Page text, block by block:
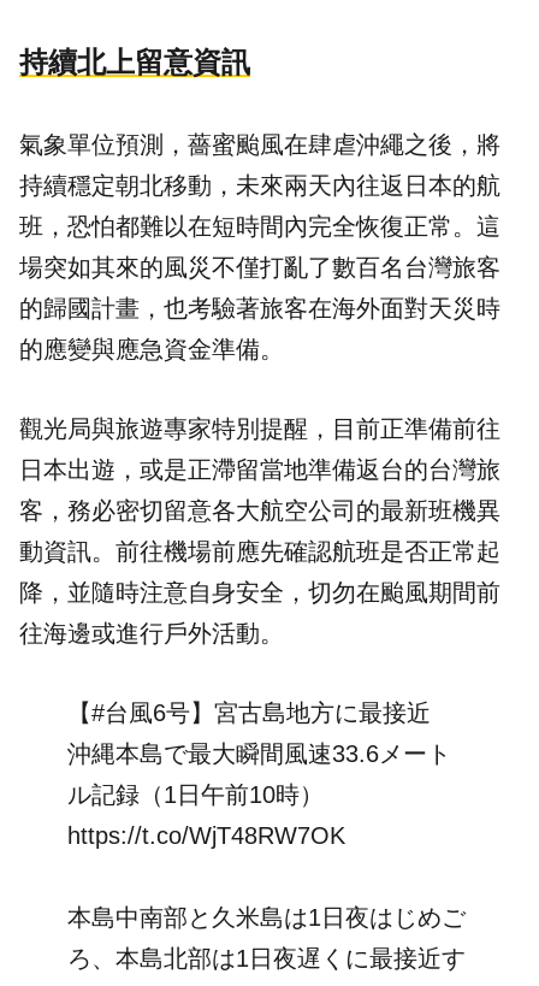
持續北上留意資訊
氣象單位預測，薔蜜颱風在肆虐沖繩之後，將
持續穩定朝北移動，未來兩天內往返日本的航
班，恐怕都難以在短時間內完全恢復正常。這
場突如其來的風災不僅打亂了數百名台灣旅客
的歸國計畫，也考驗著旅客在海外面對天災時
的應變與應急資金準備。
觀光局與旅遊專家特別提醒，目前正準備前往
日本出遊，或是正滯留當地準備返台的台灣旅
客，務必密切留意各大航空公司的最新班機異
動資訊。前往機場前應先確認航班是否正常起
降，並隨時注意自身安全，切勿在颱風期間前
往海邊或進行戶外活動。
【#台風6号】宮古島地方に最接近
沖縄本島で最大瞬間風速33.6メート
ル記録（1日午前10時）
https://t.co/WjT48RW7OK
本島中南部と久米島は1日夜はじめご
ろ、本島北部は1日夜遅くに最接近す